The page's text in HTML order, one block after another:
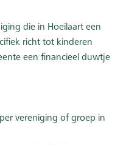
die in Hoeilaart een
richt tot kinderen
een financieel duwtje
vereniging of groep in